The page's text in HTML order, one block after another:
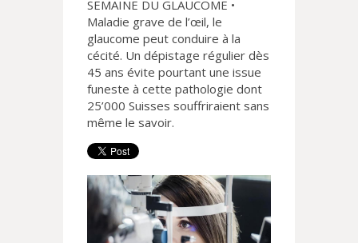
SEMAINE DU GLAUCOME •
Maladie grave de l’œil, le
glaucome peut conduire à la
cécité. Un dépistage régulier dès
45 ans évite pourtant une issue
funeste à cette pathologie dont
25’000 Suisses souffriraient sans
même le savoir.